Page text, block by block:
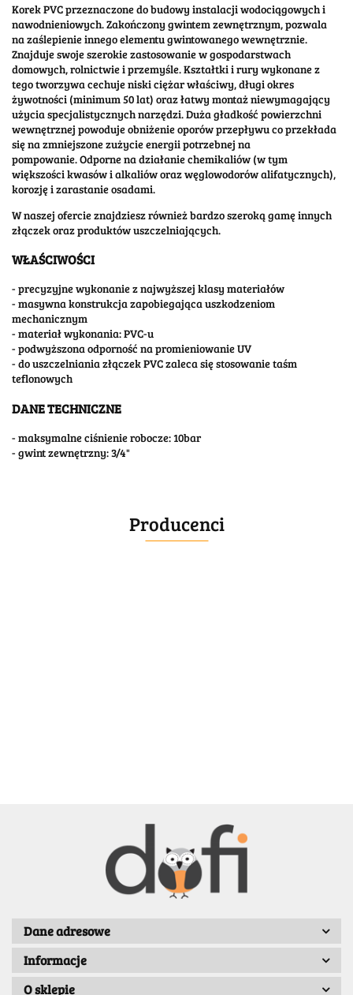
Korek PVC przeznaczone do budowy instalacji wodociągowych i
nawodnieniowych. Zakończony gwintem zewnętrznym, pozwala
na zaślepienie innego elementu gwintowanego wewnętrznie.
Znajduje swoje szerokie zastosowanie w gospodarstwach
domowych, rolnictwie i przemyśle. Kształtki i rury wykonane z
tego tworzywa cechuje niski ciężar właściwy, długi okres
żywotności (minimum 50 lat) oraz łatwy montaż niewymagający
użycia specjalistycznych narzędzi. Duża gładkość powierzchni
wewnętrznej powoduje obniżenie oporów przepływu co przekłada
się na zmniejszone zużycie energii potrzebnej na
pompowanie. Odporne na działanie chemikaliów (w tym
większości kwasów i alkaliów oraz węglowodorów alifatycznych),
korozję i zarastanie osadami.
W naszej ofercie znajdziesz również bardzo szeroką gamę innych
złączek oraz produktów uszczelniających.
WŁAŚCIWOŚCI
- precyzyjne wykonanie z najwyższej klasy materiałów
- masywna konstrukcja zapobiegająca uszkodzeniom
mechanicznym
- materiał wykonania: PVC-u
- podwyższona odporność na promieniowanie UV
- do uszczelniania złączek PVC zaleca się stosowanie taśm
teflonowych
DANE TECHNICZNE
- maksymalne ciśnienie robocze: 10bar
- gwint zewnętrzny: 3/4"
Producenci
BENASSI/GALGI
Dane adresowe
Informacje
O sklepie